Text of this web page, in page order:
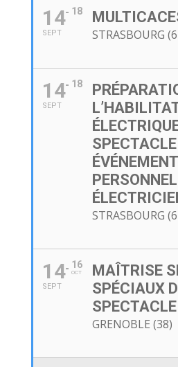
14
SEPT
18
STRASBOURG
14
SEPT
18
STRASBOURG
14
SEPT
16
OCT
MAÎTRISE
SPÉCIAUX
SPECTACLE
GRENOBLE (38)